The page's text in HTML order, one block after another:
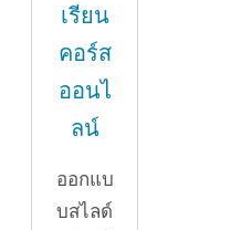
เรียน
คอร์ส
ออนไ
ลน์
ออกแบ
บสไลด์